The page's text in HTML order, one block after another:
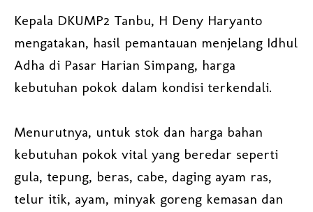
Kepala DKUMP2 Tanbu, H Deny Haryanto
mengatakan, hasil pemantauan menjelang Idhul
Adha di Pasar Harian Simpang, harga
kebutuhan pokok dalam kondisi terkendali.
Menurutnya, untuk stok dan harga bahan
kebutuhan pokok vital yang beredar seperti
gula, tepung, beras, cabe, daging ayam ras,
telur itik, ayam, minyak goreng kemasan dan